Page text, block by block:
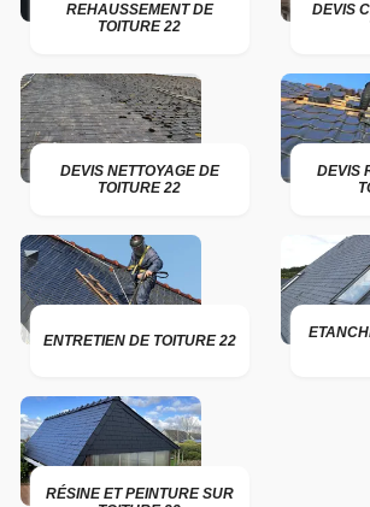
REHAUSSEMENT DE
TOITURE 22
DEVIS
DEVIS NETTOYAGE DE
TOITURE 22
DEVIS
ENTRETIEN DE TOITURE 22
RÉSINE ET PEINTURE SUR